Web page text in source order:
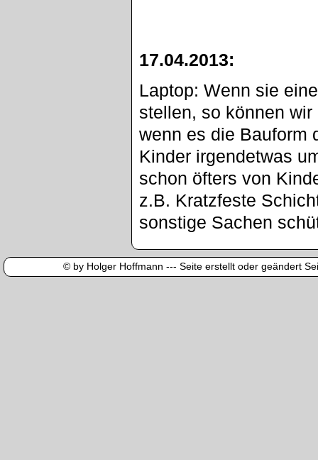
17.04.2013:
Laptop: Wenn sie
stellen, so können
wenn es die Bauform
Kinder irgendetwas
schon öfters von
z.B. Kratzfeste
sonstige Sachen
© by Holger Hoffmann --- Seite erstellt oder geändert